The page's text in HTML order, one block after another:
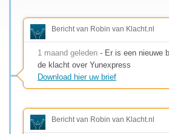
Bericht van Robin van Klacht.nl
1 maand geleden - Er is een nieuwe
de klacht over Yunexpress
Download hier uw brief
Bericht van Robin van Klacht.nl